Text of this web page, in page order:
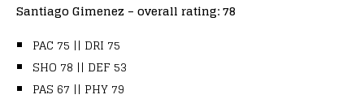
Santiago Gimenez – overall rating: 78
PAC 75 || DRI 75
SHO 78 || DEF 53
PAS 67 || PHY 79